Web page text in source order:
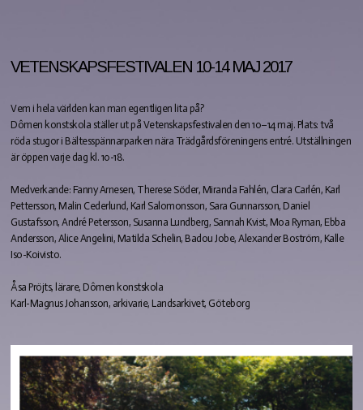
VETENSKAPSFESTIVALEN 10-14 MAJ 2017
Vem i hela världen kan man egentligen lita på?
Dômen konstskola ställer ut på Vetenskapsfestivalen den 10–14 maj. Plats: två
röda stugor i Bältesspännarparken nära Trädgårdsföreningens entré. Utställningen
är öppen varje dag kl. 10-18.
Medverkande: Fanny Arnesen, Therese Söder, Miranda Fahlén, Clara Carlén, Karl
Pettersson, Malin Cederlund, Karl Salomonsson, Sara Gunnarsson, Daniel
Gustafsson, André Petersson, Susanna Lundberg, Sannah Kvist, Moa Ryman, Ebba
Andersson, Alice Angelini, Matilda Schelin, Badou Jobe, Alexander Boström, Kalle
Iso-Koivisto.
Åsa Pröjts, lärare, Dômen konstskola
Karl-Magnus Johansson, arkivarie, Landsarkivet, Göteborg